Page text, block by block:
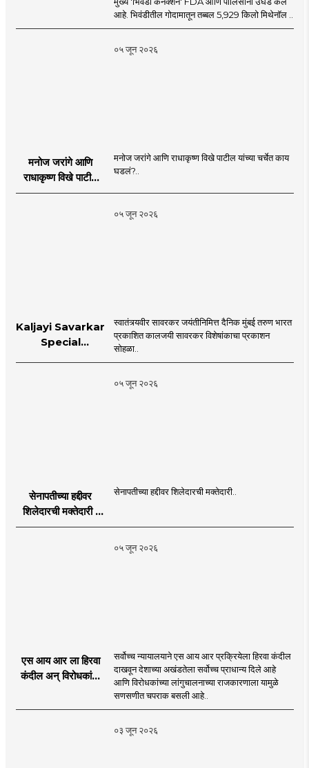
आहे. भिवंडीतील गोदामातून तब्बल 5,929 किलो मिथेनॉल ..
०५ जून २०२६
मनोज जरांगे आणि
राधाकृष्ण विखे पाटील
यांच्या चर्चेत काय घडलं?
मनोज जरांगे आणि राधाकृष्ण विखे पाटील यांच्या चर्चेत काय
घडलं?..
०५ जून २०२६
Kaljayi Savarkar
Special
स्वातंत्र्यवीर सावरकर जयंतीनिमित्त दैनिक मुंबई तरुण भारत
प्रकाशित कालजयी सावरकर विशेषांकाचा प्रकाशन
सोहळा..
०५ जून २०२६
सेनापतीच्या हद्दीवर
शिलेदारची मक्तेदारी |
Sahyadri Tiger
सेनापतीच्या हद्दीवर शिलेदारची मक्तेदारी..
०५ जून २०२६
एस आय आर ला हिरवा
कंदील अन् विरोधकांना
सर्वोच्च न्यायालयाने एस आय आर प्रक्रियेला हिरवा कंदील
दाखवून देशाच्या अखंडतेला सर्वोच्च प्राधान्य दिले आहे
आणि विरोधकांच्या लांगुचालनाच्या राजकारणाला यामुळे
सणसणीत चपराक बसली आहे..
०३ जून २०२६